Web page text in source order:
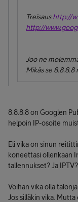
Treisaushttp://
http://
Joo ne
Mikäs se 8.8.8.8
8.8.8.8 on Googlen
helpoin IP-osoite
Eli vika on sinun
koneettasi ollenkaan
tallennukset? Ja IPTV?
Voihan vika olla
Jos silläkin vika. Mutta